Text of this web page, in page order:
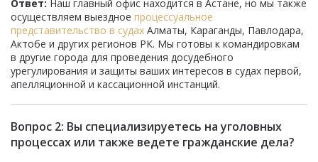
Ответ: Наш главный офис находится в Астане, но мы также
осуществляем выездное процессуальное
представительство в судах Алматы, Караганды, Павлодара,
Актобе и других регионов РК. Мы готовы к командировкам
в другие города для проведения досудебного
урегулирования и защиты ваших интересов в судах первой,
апелляционной и кассационной инстанций.
Вопрос 2: Вы специализируетесь на уголовных
процессах или также ведете гражданские дела?